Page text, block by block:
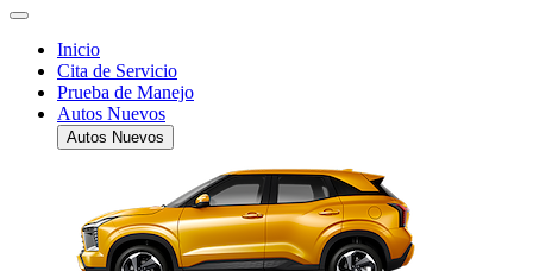
Inicio
Cita de Servicio
Prueba de Manejo
Autos Nuevos
Autos Nuevos